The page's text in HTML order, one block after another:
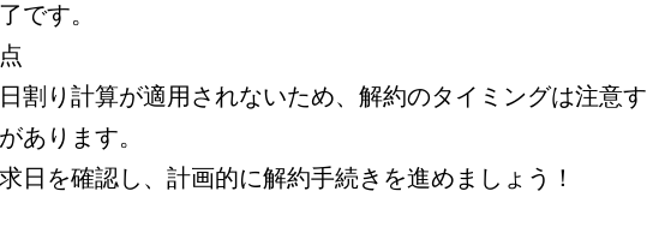
です。
割り計算が適用されないため、解約のタイミングは注意す
あります。
日を確認し、計画的に解約手続きを進めましょう！